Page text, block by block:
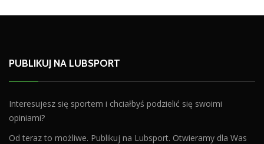
PUBLIKUJ NA LUBSPORT
Interesujesz się sportem i chciałbyś podzielić się swoimi
opiniami?
Od teraz to możliwe. Publikuj na Lubsport. Otwieramy dla Was